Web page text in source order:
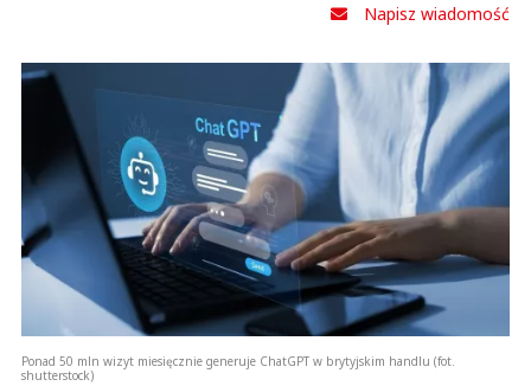
Napisz wiadomość
Ponad 50 mln wizyt miesięcznie generuje ChatGPT w brytyjskim handlu (fot.
shutterstock)